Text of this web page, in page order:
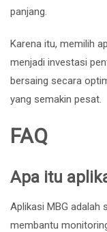
panjang.
Karena itu, memilih
menjadi investasi
bersaing secara
yang semakin pesat.
FAQ
Apa itu
Aplikasi MBG adalah
membantu